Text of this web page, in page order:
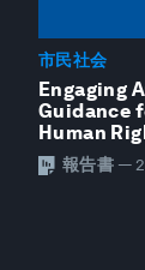
市民社会
Engaging
Guidance
Human
報告書 —